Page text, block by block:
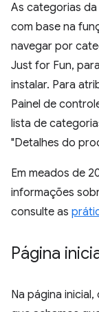
As categorias
com base na
navegar por
Just for Fun,
instalar. Para
Painel de
lista de
"Detalhes do
Em meados de
informações
consulte as
Página
Na página